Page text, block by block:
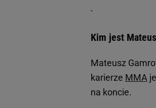
Kim jest
Mateusz
karierze MMA
na koncie.